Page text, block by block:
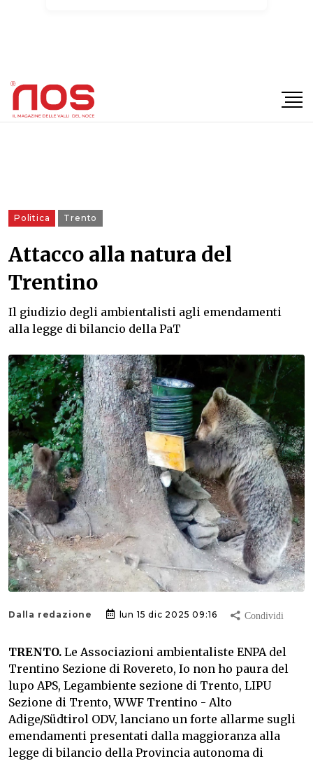
Politica Trento
Attacco alla natura del
Trentino
Il giudizio degli ambientalisti agli emendamenti
alla legge di bilancio della PaT
Dalla redazione lun 15 dic 2025 09:16
TRENTO. Le Associazioni ambientaliste ENPA del
Trentino Sezione di Rovereto, Io non ho paura del
lupo APS, Legambiente sezione di Trento, LIPU
Sezione di Trento, WWF Trentino - Alto
Adige/Südtirol ODV, lanciano un forte allarme sugli
emendamenti presentati dalla maggioranza alla
legge di bilancio della Provincia autonoma di